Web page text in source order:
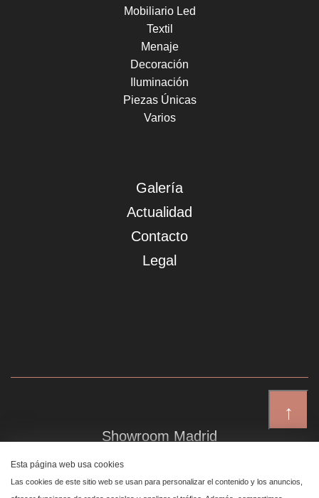
↑
Mobiliario Led
Textil
Menaje
Decoración
Iluminación
Piezas Únicas
Varios
Galería
Actualidad
Contacto
Legal
Showroom Madrid
Plaza de Canalejas 6, 4 izq
Centro, 28014 Madrid
Esta página web usa cookies
Las cookies de este sitio web se usan para personalizar el contenido y los anuncios,